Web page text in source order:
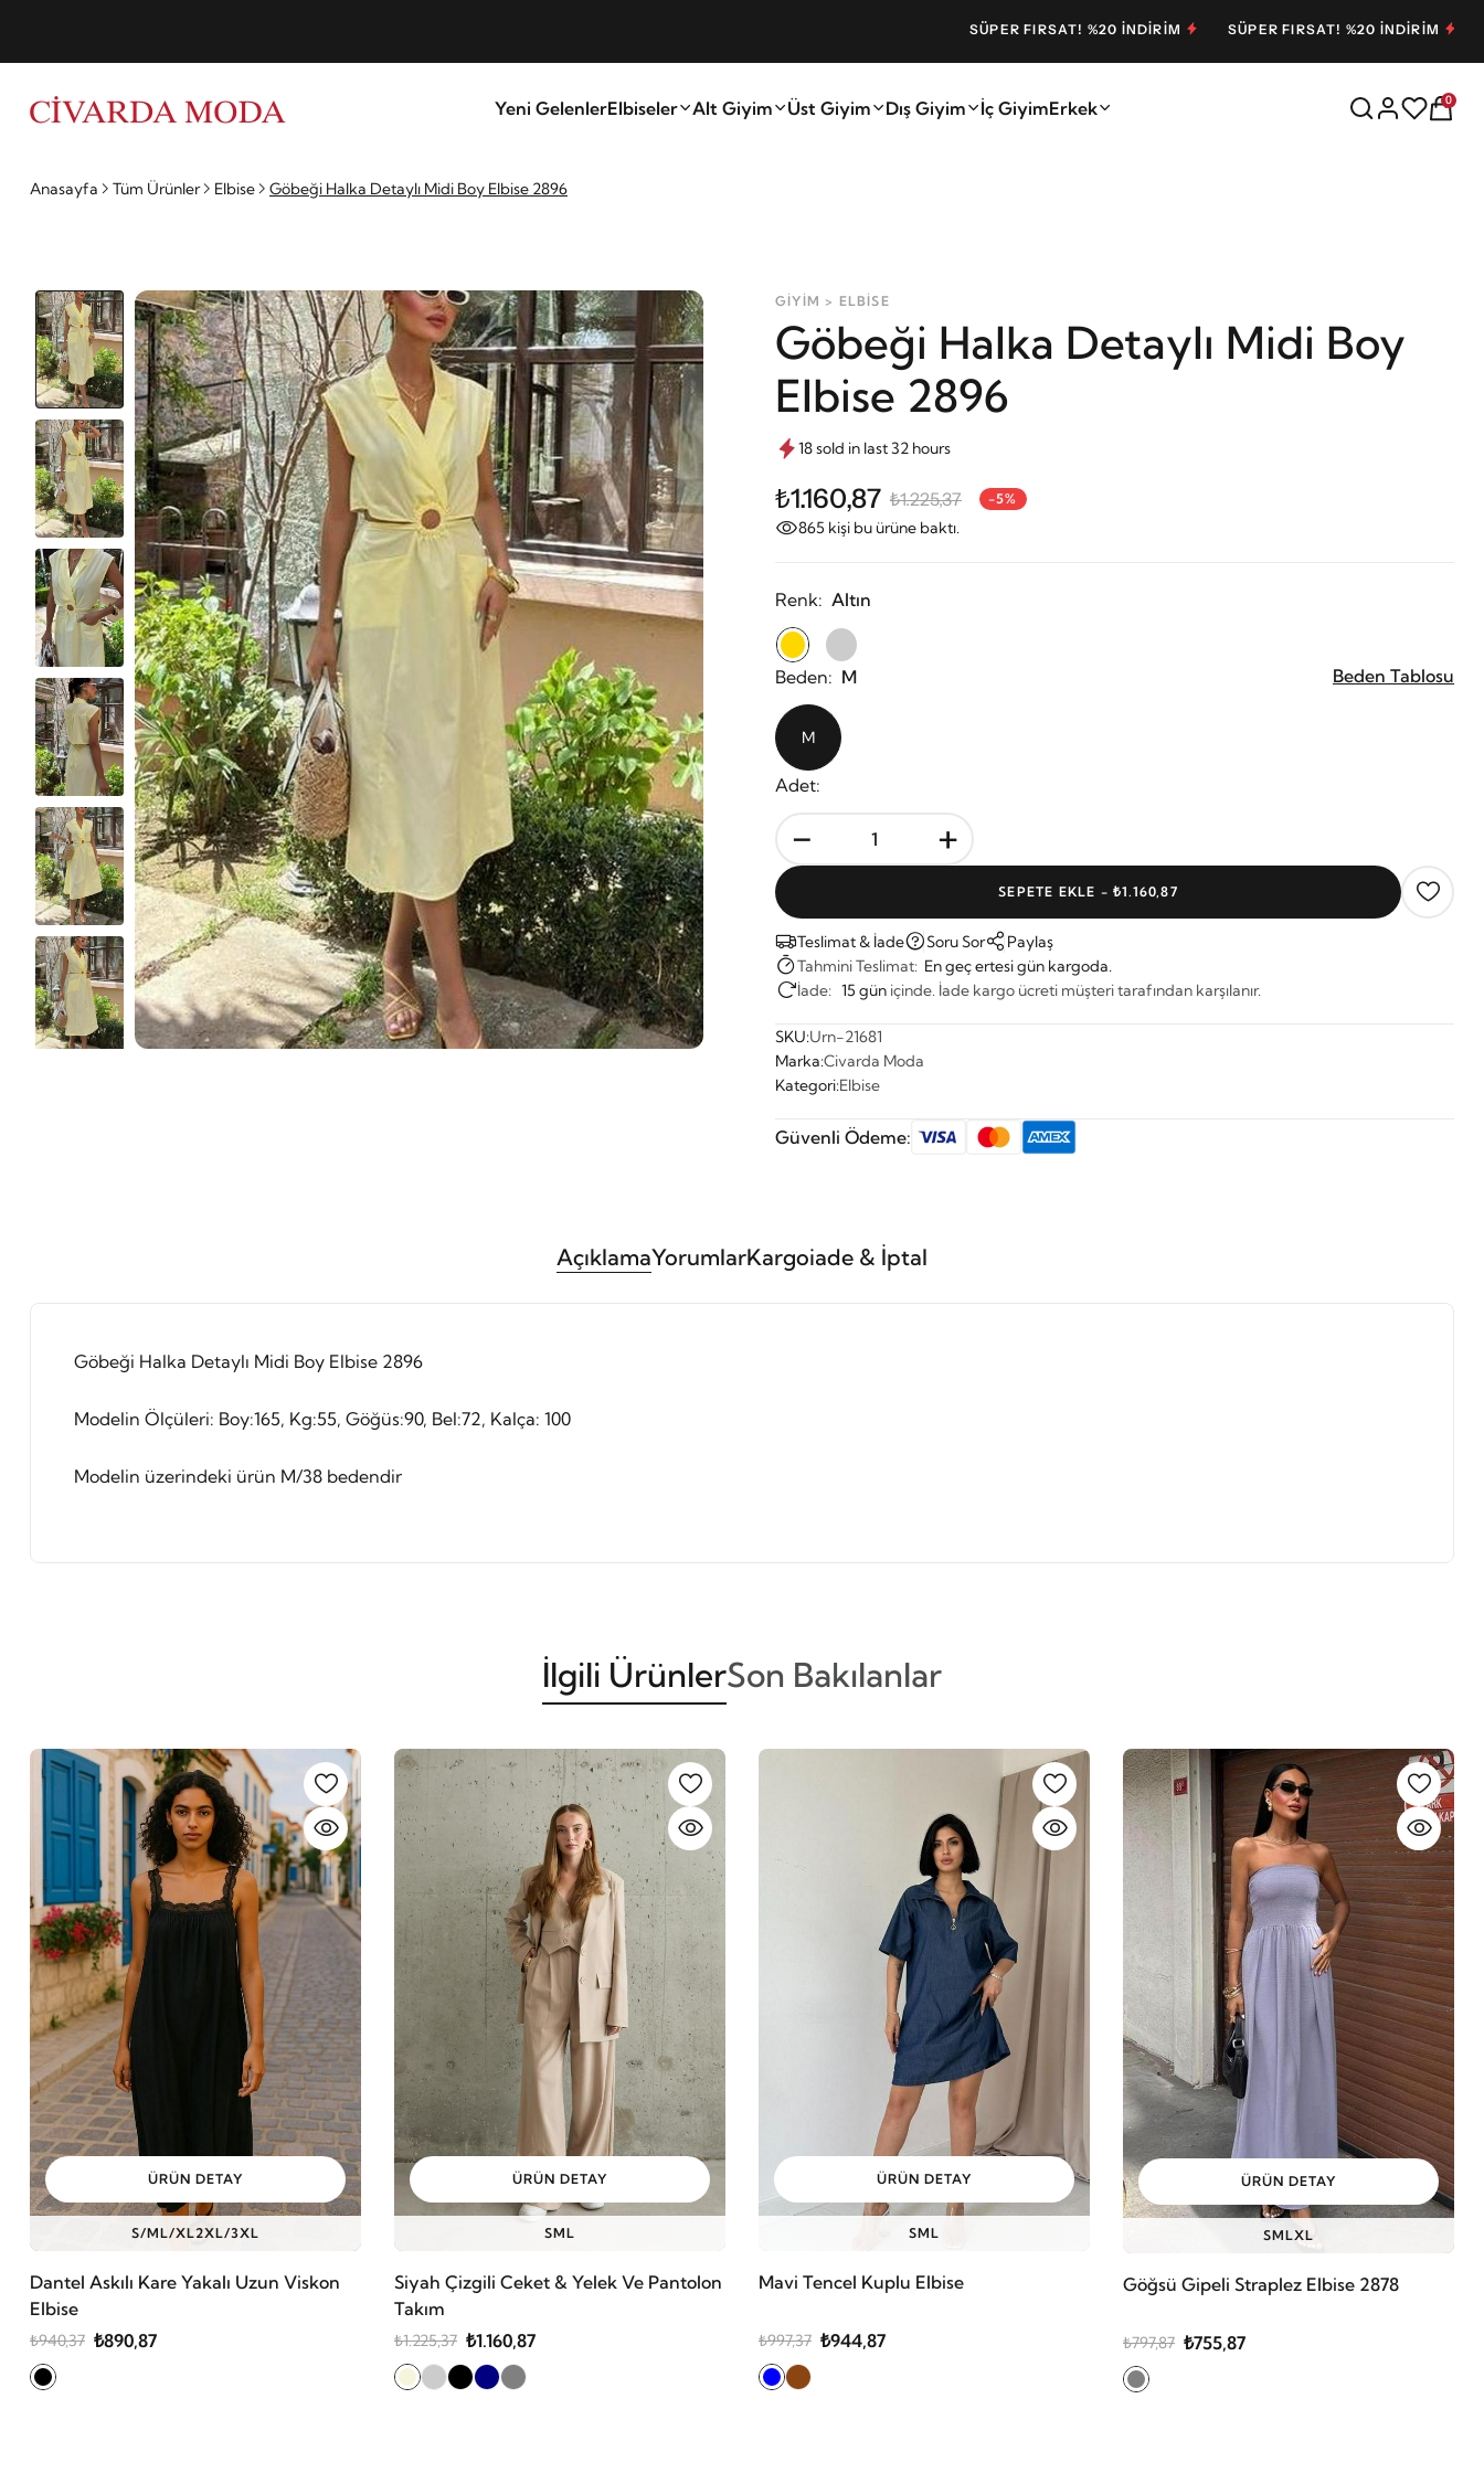
SÜPER FIRSAT! %20 İNDİRİM SÜPER FIRSAT! %20 İNDİRİM SÜPER
Yeni GelenlerElbiseler Alt Giyim Üst Giyim Dış Giyim İç GiyimErkek 0
Anasayfa Tüm Ürünler Elbise Göbeği Halka Detaylı Midi Boy Elbise 2896
GİYİM > ELBİSE
Göbeği Halka Detaylı Midi Boy
Elbise 2896
18 sold in last 32 hours
₺1.160,87 ₺1.225,37 -5%
865 kişi bu ürüne baktı.
Renk: Altın
Beden: M Beden Tablosu
M
Adet:
- +
SEPETE EKLE - ₺1.160,87
Teslimat & İade Soru Sor
Paylaş
Tahmini Teslimat: En geç ertesi gün kargoda.
İade: 15 gün içinde. İade kargo ücreti müşteri tarafından karşılanır.
SKU:Urn-21681
Marka:Civarda Moda
Kategori:Elbise
Güvenli Ödeme:
AçıklamaYorumlarKargoiade & İptal
Göbeği Halka Detaylı Midi Boy Elbise 2896
Modelin Ölçüleri: Boy:165, Kg:55, Göğüs:90, Bel:72, Kalça: 100
Modelin üzerindeki ürün M/38 bedendir
İlgili ÜrünlerSon Bakılanlar
S/ML/XL2XL/3XL
ÜRÜN DETAY
Dantel Askılı Kare Yakalı Uzun Viskon
Elbise
₺940,37 ₺890,87
SML
ÜRÜN DETAY
Siyah Çizgili Ceket & Yelek Ve Pantolon
Takım
₺1.225,37 ₺1.160,87
SML
ÜRÜN DETAY
Mavi Tencel Kuplu Elbise
₺997,37 ₺944,87
SMLXL
ÜRÜN DETAY
Göğsü Gipeli Straplez Elbise 2878
₺797,87 ₺755,87